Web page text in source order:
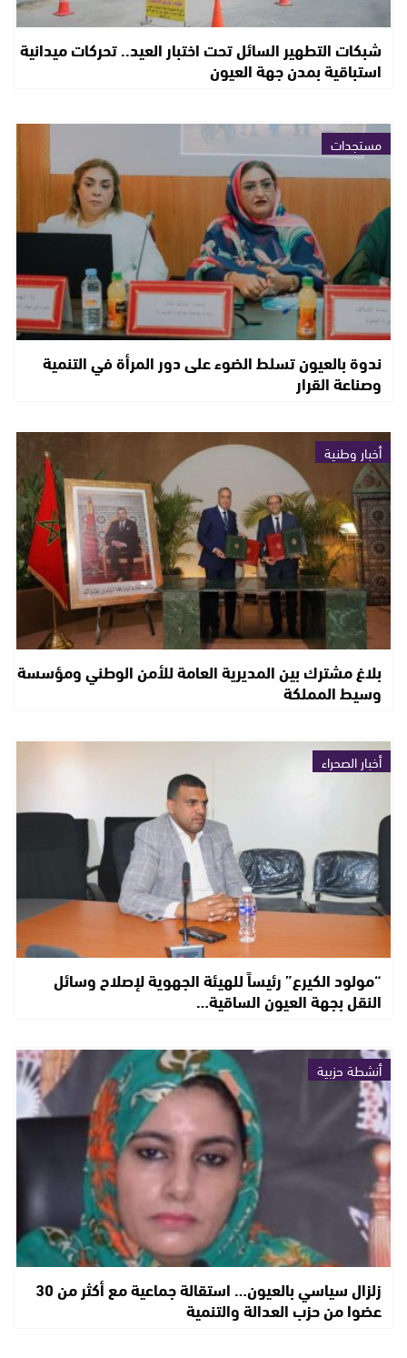
شبكات التطهير السائل تحت اختبار العيد.. تحركات ميدانية
استباقية بمدن جهة العيون
مستجدات
ندوة بالعيون تسلط الضوء على دور المرأة في التنمية
وصناعة القرار
أخبار وطنية
بلاغ مشترك بين المديرية العامة للأمن الوطني ومؤسسة
وسيط المملكة
أخبار الصحراء
“مولود الكيرع” رئيساً للهيئة الجهوية لإصلاح وسائل
النقل بجهة العيون الساقية…
أنشطة حزبية
زلزال سياسي بالعيون… استقالة جماعية مع أكثر من 30
عضوا من حزب العدالة والتنمية